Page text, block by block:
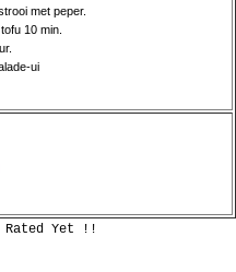
met peper.
10 min.
ui
Yet !!